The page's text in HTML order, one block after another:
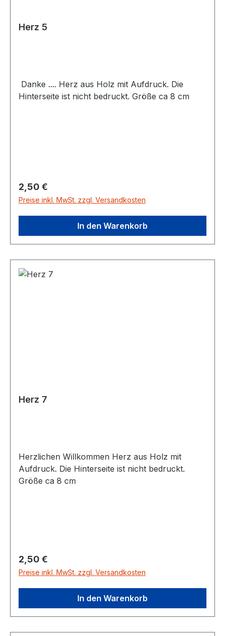
Herz 5
Danke .... Herz aus Holz mit Aufdruck. Die
Hinterseite ist nicht bedruckt. Größe ca 8 cm
Regulärer Preis:
2,50 €
Preise inkl. MwSt. zzgl. Versandkosten
In den Warenkorb
Herz 7
Herzlichen Willkommen Herz aus Holz mit
Aufdruck. Die Hinterseite ist nicht bedruckt.
Größe ca 8 cm
Regulärer Preis:
2,50 €
Preise inkl. MwSt. zzgl. Versandkosten
In den Warenkorb